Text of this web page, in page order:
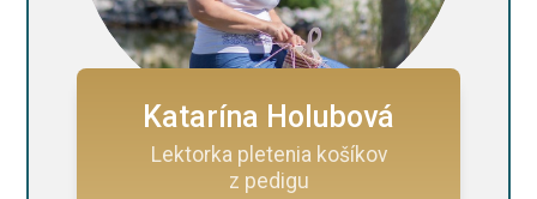
Katarína Holubová
Lektorka pletenia košíkov
z pedigu